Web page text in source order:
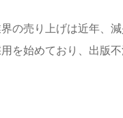
の売り上げは近年、
を始めており、出版